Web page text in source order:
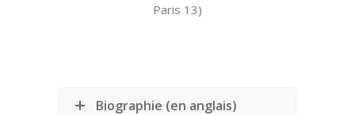
Paris 13)
Biographie (en anglais)